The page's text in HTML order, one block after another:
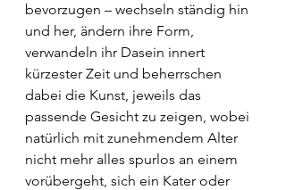
bevorzugen ­– wechseln ständig hin
und her, ändern ihre Form,
verwandeln ihr Dasein innert
kürzester Zeit und beherrschen
dabei die Kunst, jeweils das
passende Gesicht zu zeigen, wobei
natürlich mit zunehmendem Alter
nicht mehr alles spurlos an einem
vorübergeht, sich ein Kater oder